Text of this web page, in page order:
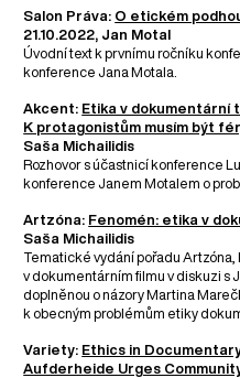
Salon Práva: O etickém
21.10.2022, Jan Motal
Úvodní text k prvnímu ročníku
konference Jana Motala.
Akcent: Etika v dokumentární
K protagonistům musím být
Saša Michailidis
Rozhovor s účastnicí konference
konference Janem Motalem o
Artzóna: Fenomén: etika v
Saša Michailidis
Tematické vydání pořadu
v dokumentárním filmu v diskuzi s
doplněnou o názory Martina
k obecným problémům etiky
Variety: Ethics in
Aufderheide Urges